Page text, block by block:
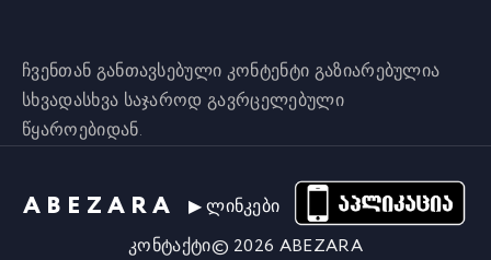
ჩვენთან განთავსებული კონტენტი გაზიარებულია
სხვადასხვა საჯაროდ გავრცელებული
წყაროებიდან.
ABEZARA
▶ ლინკები
კონტაქტი© 2026 ABEZARA